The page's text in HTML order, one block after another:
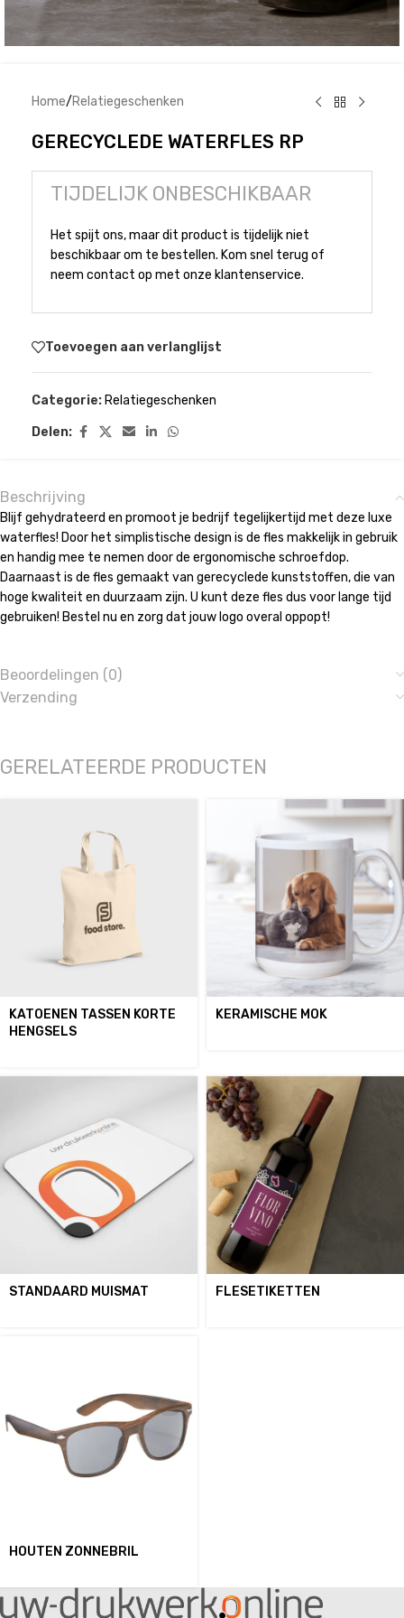
Home/Relatiegeschenken
GERECYCLEDE WATERFLES RP
TIJDELIJK ONBESCHIKBAAR
Het spijt ons, maar dit product is tijdelijk niet
beschikbaar om te bestellen. Kom snel terug of
neem contact op met onze klantenservice.
Toevoegen aan verlanglijst
Categorie: Relatiegeschenken
Delen:
Beschrijving
Blijf gehydrateerd en promoot je bedrijf tegelijkertijd met deze luxe
waterfles! Door het simplistische design is de fles makkelijk in gebruik
en handig mee te nemen door de ergonomische schroefdop.
Daarnaast is de fles gemaakt van gerecyclede kunststoffen, die van
hoge kwaliteit en duurzaam zijn. U kunt deze fles dus voor lange tijd
gebruiken! Bestel nu en zorg dat jouw logo overal oppopt!
Beoordelingen (0)
Verzending
GERELATEERDE PRODUCTEN
KATOENEN TASSEN KORTE
HENGSELS
KERAMISCHE MOK
STANDAARD MUISMAT FLESETIKETTEN
HOUTEN ZONNEBRIL